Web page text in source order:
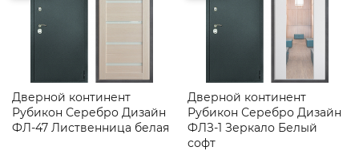
Дверной континент
Рубикон Серебро Дизайн
ФЛ-47 Лиственница белая
Дверной континент
Рубикон Серебро Дизайн
ФЛЗ-1 Зеркало Белый
софт